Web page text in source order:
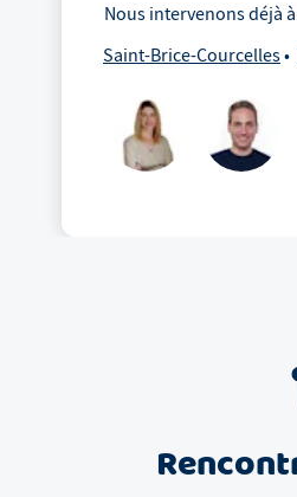
Nous intervenons déjà
Saint-Brice-Courcelles